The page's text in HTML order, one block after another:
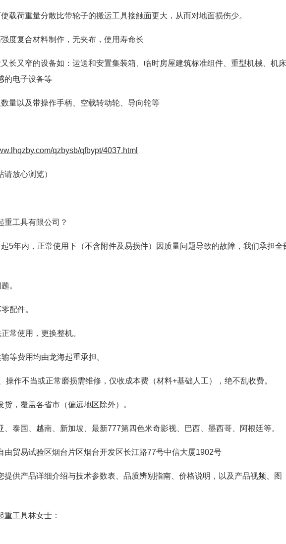
载荷重量分散比带轮子的搬运工具接触面更大，从而对地面损伤少。
度复合材料制作，无夹布，使用寿命长
长又窄的设备如：运送和安置集装箱、临时房屋建筑标准组件、重型机械、机
的电子设备等
量以及带操作手柄、空载转动轮、导向轮等
qzbysb/qfbypt/4037.html
请放心浏览）
重工具有限公司？
起5年内，正常使用下（不含附件及易损件）因质量问题导致的故障，我们承担全
。
配件。
常使用，更换整机。
等费用均由龙海起重承担。
操作不当或正常磨损需维修，仅收成本费（材料+基础人工），绝不乱收费。
货，覆盖各省市（偏远地区除外）。
、泰国、越南、新加坡、最新777第四色米奇影视、巴西、墨西哥、阿根廷等。
由贸易试验区烟台片区烟台开发区长江路77号中信大厦1902号
提供产品详细介绍与技术参数表、品质辨别指南、价格说明，以及产品视频、图
工具林女士：